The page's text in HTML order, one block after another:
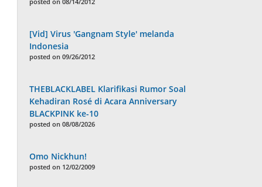
[Vid] Virus 'Gangnam Style' melanda
Indonesia
posted on 09/26/2012
THEBLACKLABEL Klarifikasi Rumor Soal
Kehadiran Rosé di Acara Anniversary
BLACKPINK ke-10
posted on 08/08/2026
Omo Nickhun!
posted on 12/02/2009